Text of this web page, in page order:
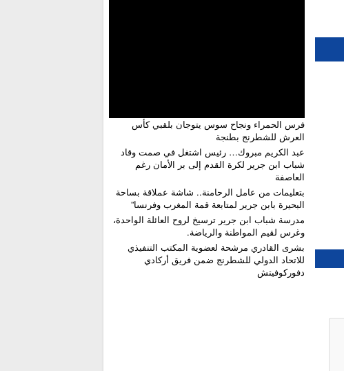
فرس الحمراء ونجاح سوس يتوجان بلقبي كأس
العرش للشطرنج بطنجة
عبد الكريم مبروك… رئيس اشتغل في صمت وقاد
شباب ابن جرير لكرة القدم إلى بر الأمان رغم
العاصفة
بتعليمات من عامل الرحامنة.. شاشة عملاقة بساحة
البحيرة بابن جرير لمتابعة قمة المغرب وفرنسا”
​مدرسة شباب ابن جرير ترسيخ لروح العائلة الواحدة،
وغرس لقيم المواطنة والرياضة.
بشرى القادري مرشحة لعضوية المكتب التنفيذي
للاتحاد الدولي للشطرنج ضمن فريق أركادي
دفوركوفيتش